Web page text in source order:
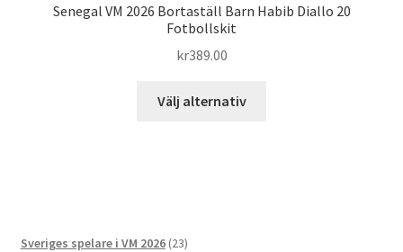
Senegal VM 2026 Bortaställ Barn Habib Diallo 20
Fotbollskit
kr389.00
Välj alternativ
Sveriges spelare i VM 2026 2323